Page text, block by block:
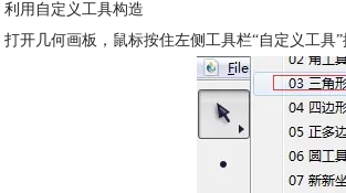
利用自定义工具构造
打开几何画板，鼠标按住左侧工具栏“自定义工